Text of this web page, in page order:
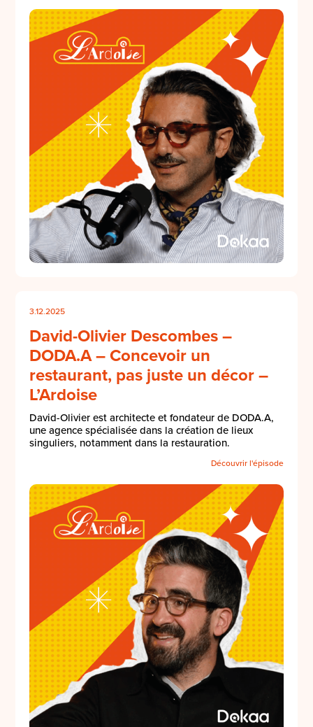
3.12.2025
David-Olivier Descombes –
DODA.A – Concevoir un
restaurant, pas juste un décor –
L’Ardoise
David-Olivier est architecte et fondateur de DODA.A,
une agence spécialisée dans la création de lieux
singuliers, notamment dans la restauration.
Découvrir l'épisode